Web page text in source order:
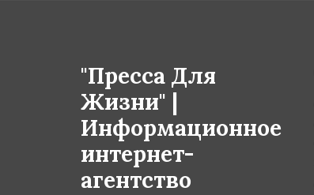
"Пресса Для
Жизни" |
Информационное
интернет-
агентство